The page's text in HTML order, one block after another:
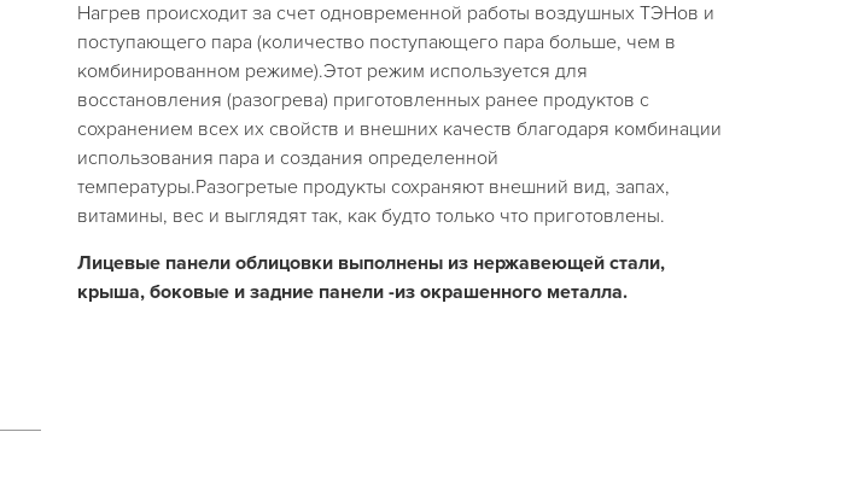
Нагрев происходит за счет одновременной работы воздушных ТЭНов и
поступающего пара (количество поступающего пара больше, чем в
комбинированном режиме).Этот режим используется для
восстановления (разогрева) приготовленных ранее продуктов с
сохранением всех их свойств и внешних качеств благодаря комбинации
использования пара и создания определенной
температуры.Разогретые продукты сохраняют внешний вид, запах,
витамины, вес и выглядят так, как будто только что приготовлены.
Лицевые панели облицовки выполнены из нержавеющей стали,
крыша, боковые и задние панели -из окрашенного металла.